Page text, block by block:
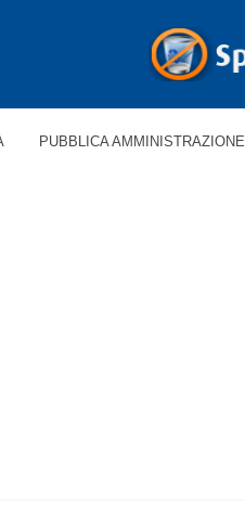
PUBBLICA AMMINISTRAZIONE